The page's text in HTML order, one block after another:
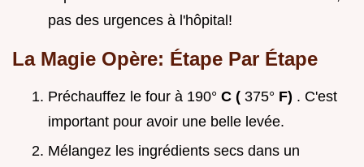
pas des urgences à l'hôpital!
La Magie Opère: Étape Par Étape
Préchauffez le four à 190° C ( 375° F) . C'est
important pour avoir une belle levée.
Mélangez les ingrédients secs dans un